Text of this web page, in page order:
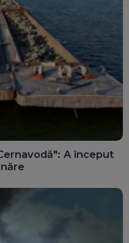
A început